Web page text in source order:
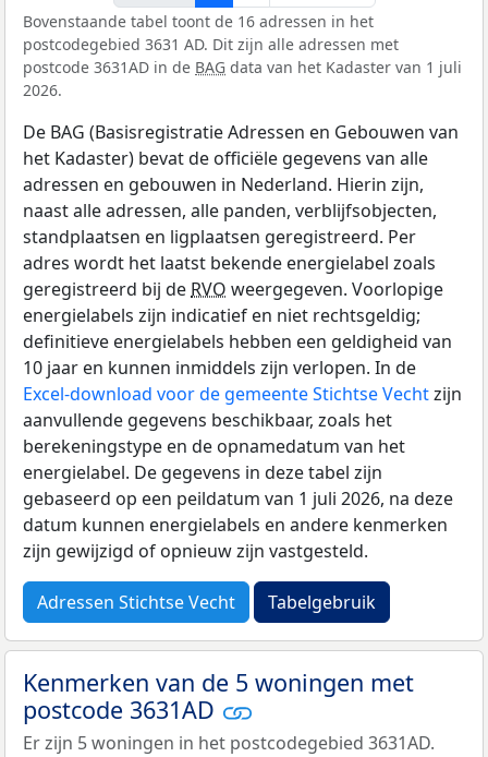
Bovenstaande tabel toont de 16 adressen in het
postcodegebied 3631 AD. Dit zijn alle adressen met
postcode 3631AD in de BAG data van het Kadaster van 1 juli
2026.
De BAG (Basisregistratie Adressen en Gebouwen van
het Kadaster) bevat de officiële gegevens van alle
adressen en gebouwen in Nederland. Hierin zijn,
naast alle adressen, alle panden, verblijfsobjecten,
standplaatsen en ligplaatsen geregistreerd. Per
adres wordt het laatst bekende energielabel zoals
geregistreerd bij de RVO weergegeven. Voorlopige
energielabels zijn indicatief en niet rechtsgeldig;
definitieve energielabels hebben een geldigheid van
10 jaar en kunnen inmiddels zijn verlopen. In de
Excel-download voor de gemeente Stichtse Vechtzijn
aanvullende gegevens beschikbaar, zoals het
berekeningstype en de opnamedatum van het
energielabel. De gegevens in deze tabel zijn
gebaseerd op een peildatum van 1 juli 2026, na deze
datum kunnen energielabels en andere kenmerken
zijn gewijzigd of opnieuw zijn vastgesteld.
Adressen Stichtse Vecht Tabelgebruik
Kenmerken van de 5 woningen met
postcode 3631AD
Er zijn 5 woningen in het postcodegebied 3631AD.